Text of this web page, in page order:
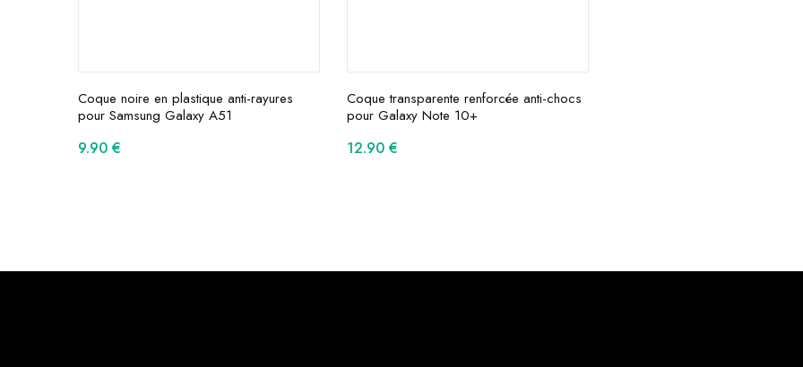
Coque noire en plastique anti-rayures
pour Samsung Galaxy A51
9.90 €
Coque transparente renforcée anti-chocs
pour Galaxy Note 10+
12.90 €